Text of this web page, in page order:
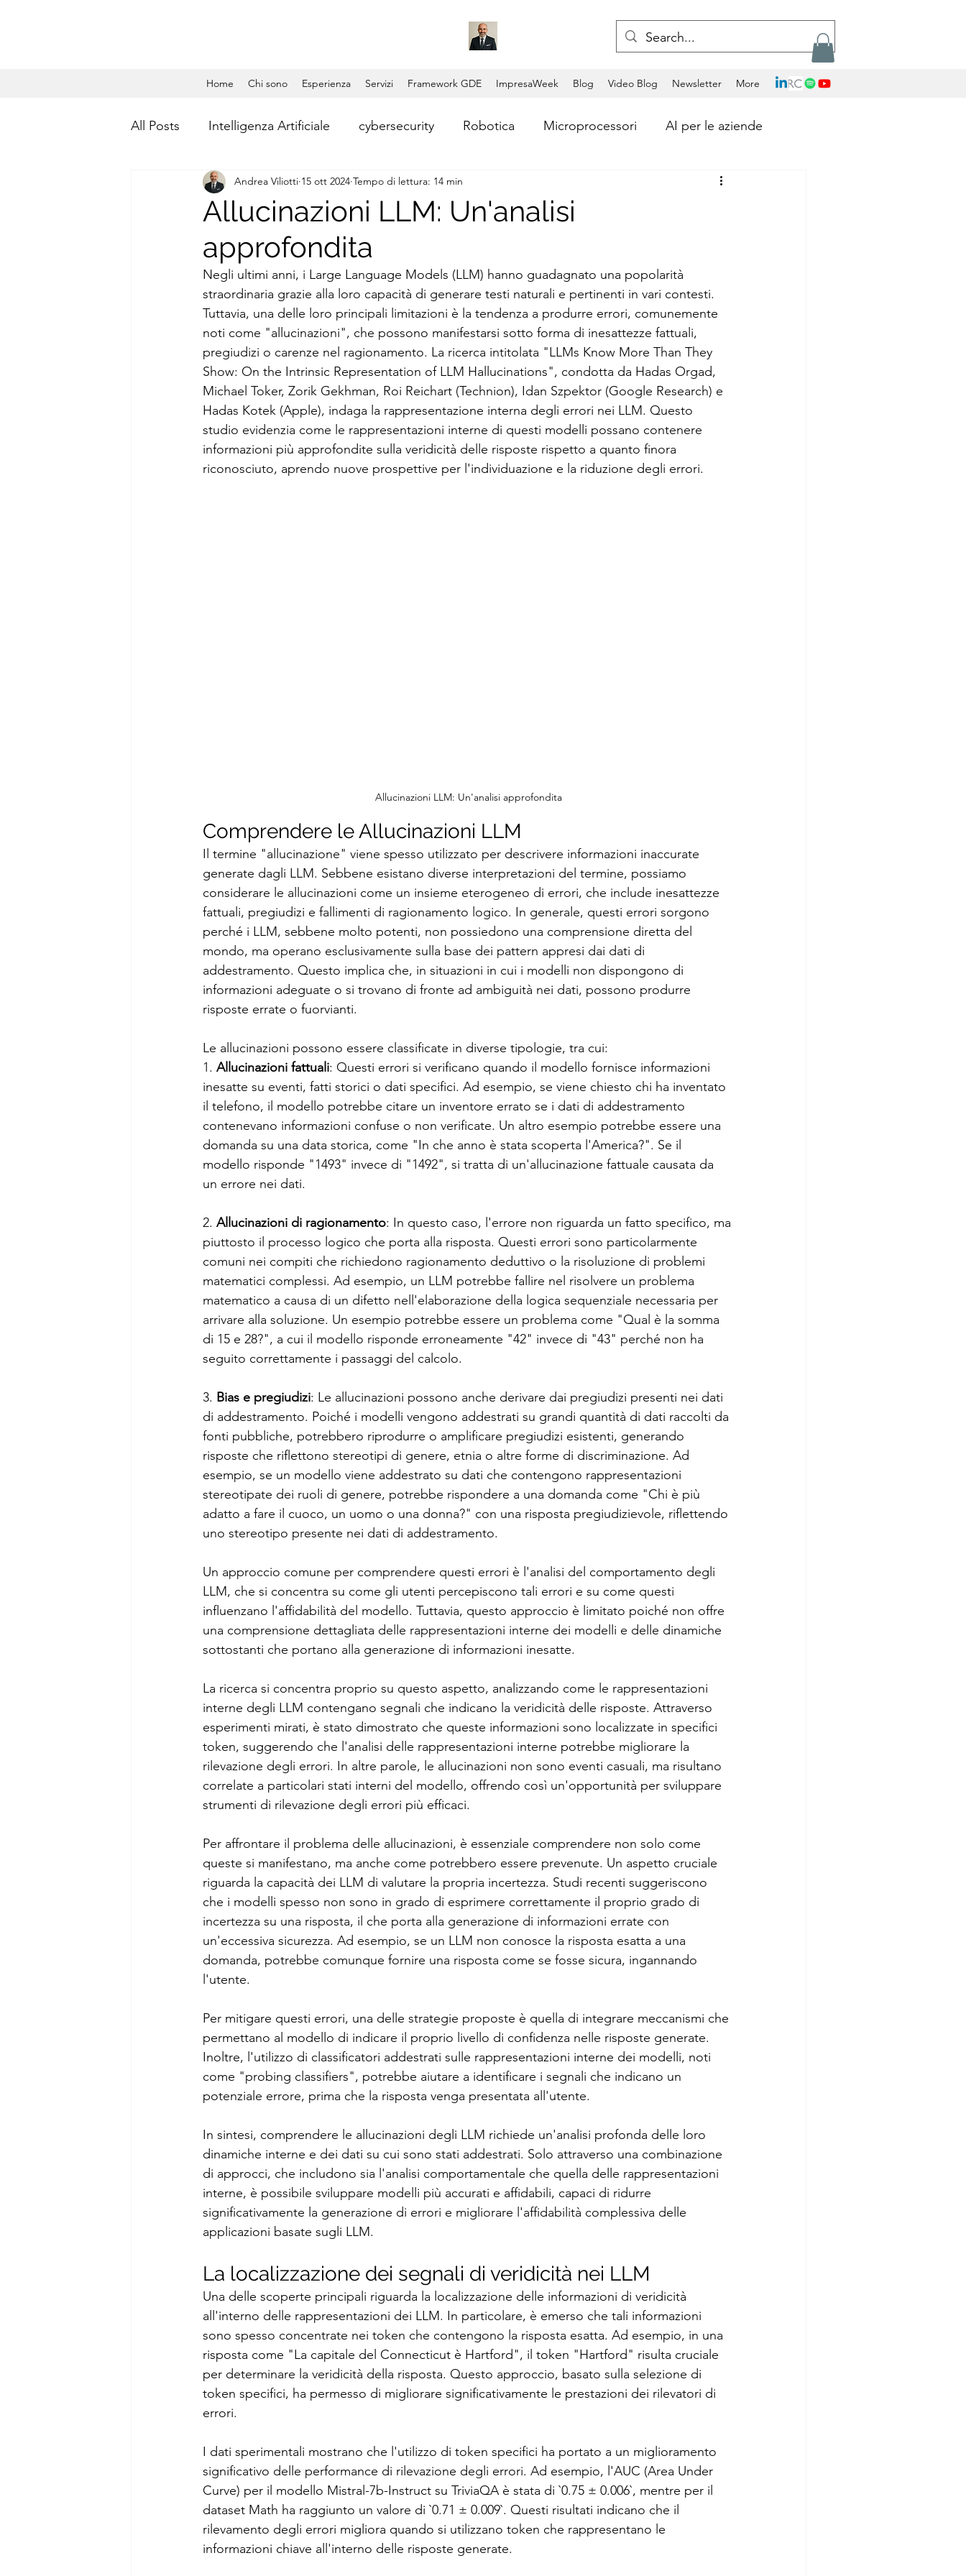
Home Chi sono Esperienza Servizi Framework GDE ImpresaWeek Blog Video Blog Newsletter More
All Posts Intelligenza Artificiale cybersecurity Robotica Microprocessori AI per le aziende
Gestione Aziendale Dati Consulente aziendale Calcolo Exascale
Social Media Management Video AI
Calcolo quantistico Quantum Computing Blockchain Permissionless Blockchains
Analisi sociali Comunicazione social Industry 5.0 Rassegna Stampa AI ImpresaWeek
Allucinazioni LLM: Un'analisi
approfondita
Andrea Viliotti 15 ott 2024 Tempo di lettura: 14 min
Negli ultimi anni, i Large Language Models (LLM) hanno guadagnato una popolarità
straordinaria grazie alla loro capacità di generare testi naturali e pertinenti in vari contesti.
Tuttavia, una delle loro principali limitazioni è la tendenza a produrre errori, comunemente
noti come "allucinazioni", che possono manifestarsi sotto forma di inesattezze fattuali,
pregiudizi o carenze nel ragionamento. La ricerca intitolata "LLMs Know More Than They
Show: On the Intrinsic Representation of LLM Hallucinations", condotta da Hadas Orgad,
Michael Toker, Zorik Gekhman, Roi Reichart (Technion), Idan Szpektor (Google Research) e
Hadas Kotek (Apple), indaga la rappresentazione interna degli errori nei LLM. Questo
studio evidenzia come le rappresentazioni interne di questi modelli possano contenere
informazioni più approfondite sulla veridicità delle risposte rispetto a quanto finora
riconosciuto, aprendo nuove prospettive per l'individuazione e la riduzione degli errori.
Allucinazioni LLM: Un'analisi approfondita
Comprendere le Allucinazioni LLM
Il termine "allucinazione" viene spesso utilizzato per descrivere informazioni inaccurate
generate dagli LLM. Sebbene esistano diverse interpretazioni del termine, possiamo
considerare le allucinazioni come un insieme eterogeneo di errori, che include inesattezze
fattuali, pregiudizi e fallimenti di ragionamento logico. In generale, questi errori sorgono
perché i LLM, sebbene molto potenti, non possiedono una comprensione diretta del
mondo, ma operano esclusivamente sulla base dei pattern appresi dai dati di
addestramento. Questo implica che, in situazioni in cui i modelli non dispongono di
informazioni adeguate o si trovano di fronte ad ambiguità nei dati, possono produrre
risposte errate o fuorvianti.
Le allucinazioni possono essere classificate in diverse tipologie, tra cui:
1. Allucinazioni fattuali: Questi errori si verificano quando il modello fornisce informazioni
inesatte su eventi, fatti storici o dati specifici. Ad esempio, se viene chiesto chi ha inventato
il telefono, il modello potrebbe citare un inventore errato se i dati di addestramento
contenevano informazioni confuse o non verificate. Un altro esempio potrebbe essere una
domanda su una data storica, come "In che anno è stata scoperta l'America?". Se il
modello risponde "1493" invece di "1492", si tratta di un'allucinazione fattuale causata da
un errore nei dati.
2. Allucinazioni di ragionamento: In questo caso, l'errore non riguarda un fatto specifico, ma
piuttosto il processo logico che porta alla risposta. Questi errori sono particolarmente
comuni nei compiti che richiedono ragionamento deduttivo o la risoluzione di problemi
matematici complessi. Ad esempio, un LLM potrebbe fallire nel risolvere un problema
matematico a causa di un difetto nell'elaborazione della logica sequenziale necessaria per
arrivare alla soluzione. Un esempio potrebbe essere un problema come "Qual è la somma
di 15 e 28?", a cui il modello risponde erroneamente "42" invece di "43" perché non ha
seguito correttamente i passaggi del calcolo.
3. Bias e pregiudizi: Le allucinazioni possono anche derivare dai pregiudizi presenti nei dati
di addestramento. Poiché i modelli vengono addestrati su grandi quantità di dati raccolti da
fonti pubbliche, potrebbero riprodurre o amplificare pregiudizi esistenti, generando
risposte che riflettono stereotipi di genere, etnia o altre forme di discriminazione. Ad
esempio, se un modello viene addestrato su dati che contengono rappresentazioni
stereotipate dei ruoli di genere, potrebbe rispondere a una domanda come "Chi è più
adatto a fare il cuoco, un uomo o una donna?" con una risposta pregiudizievole, riflettendo
uno stereotipo presente nei dati di addestramento.
Un approccio comune per comprendere questi errori è l'analisi del comportamento degli
LLM, che si concentra su come gli utenti percepiscono tali errori e su come questi
influenzano l'affidabilità del modello. Tuttavia, questo approccio è limitato poiché non offre
una comprensione dettagliata delle rappresentazioni interne dei modelli e delle dinamiche
sottostanti che portano alla generazione di informazioni inesatte.
La ricerca si concentra proprio su questo aspetto, analizzando come le rappresentazioni
interne degli LLM contengano segnali che indicano la veridicità delle risposte. Attraverso
esperimenti mirati, è stato dimostrato che queste informazioni sono localizzate in specifici
token, suggerendo che l'analisi delle rappresentazioni interne potrebbe migliorare la
rilevazione degli errori. In altre parole, le allucinazioni non sono eventi casuali, ma risultano
correlate a particolari stati interni del modello, offrendo così un'opportunità per sviluppare
strumenti di rilevazione degli errori più efficaci.
Per affrontare il problema delle allucinazioni, è essenziale comprendere non solo come
queste si manifestano, ma anche come potrebbero essere prevenute. Un aspetto cruciale
riguarda la capacità dei LLM di valutare la propria incertezza. Studi recenti suggeriscono
che i modelli spesso non sono in grado di esprimere correttamente il proprio grado di
incertezza su una risposta, il che porta alla generazione di informazioni errate con
un'eccessiva sicurezza. Ad esempio, se un LLM non conosce la risposta esatta a una
domanda, potrebbe comunque fornire una risposta come se fosse sicura, ingannando
l'utente.
Per mitigare questi errori, una delle strategie proposte è quella di integrare meccanismi che
permettano al modello di indicare il proprio livello di confidenza nelle risposte generate.
Inoltre, l'utilizzo di classificatori addestrati sulle rappresentazioni interne dei modelli, noti
come "probing classifiers", potrebbe aiutare a identificare i segnali che indicano un
potenziale errore, prima che la risposta venga presentata all'utente.
In sintesi, comprendere le allucinazioni degli LLM richiede un'analisi profonda delle loro
dinamiche interne e dei dati su cui sono stati addestrati. Solo attraverso una combinazione
di approcci, che includono sia l'analisi comportamentale che quella delle rappresentazioni
interne, è possibile sviluppare modelli più accurati e affidabili, capaci di ridurre
significativamente la generazione di errori e migliorare l'affidabilità complessiva delle
applicazioni basate sugli LLM.
La localizzazione dei segnali di veridicità nei LLM
Una delle scoperte principali riguarda la localizzazione delle informazioni di veridicità
all'interno delle rappresentazioni dei LLM. In particolare, è emerso che tali informazioni
sono spesso concentrate nei token che contengono la risposta esatta. Ad esempio, in una
risposta come "La capitale del Connecticut è Hartford", il token "Hartford" risulta cruciale
per determinare la veridicità della risposta. Questo approccio, basato sulla selezione di
token specifici, ha permesso di migliorare significativamente le prestazioni dei rilevatori di
errori.
I dati sperimentali mostrano che l'utilizzo di token specifici ha portato a un miglioramento
significativo delle performance di rilevazione degli errori. Ad esempio, l'AUC (Area Under
Curve) per il modello Mistral-7b-Instruct su TriviaQA è stata di `0.75 ± 0.006`, mentre per il
dataset Math ha raggiunto un valore di `0.71 ± 0.009`. Questi risultati indicano che il
rilevamento degli errori migliora quando si utilizzano token che rappresentano le
informazioni chiave all'interno delle risposte generate.